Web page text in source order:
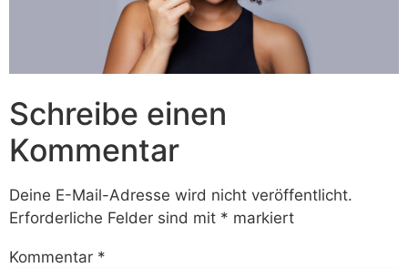
Schreibe einen
Kommentar
Deine E-Mail-Adresse wird nicht veröffentlicht.
Erforderliche Felder sind mit * markiert
Kommentar *